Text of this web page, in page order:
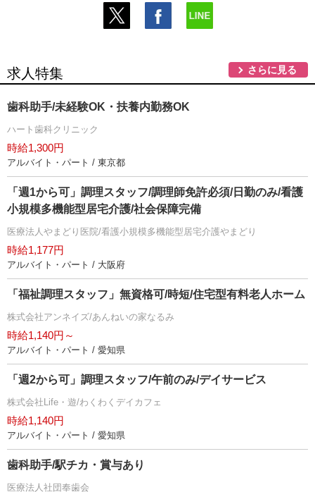
求人特集 さらに見る
歯科助手/未経験OK・扶養内勤務OK
ハート歯科クリニック
時給1,300円
アルバイト・パート / 東京都
「週1から可」調理スタッフ/調理師免許必須/日勤のみ/看護
小規模多機能型居宅介護/社会保障完備
医療法人やまどり医院/看護小規模多機能型居宅介護やまどり
時給1,177円
アルバイト・パート / 大阪府
「福祉調理スタッフ」無資格可/時短/住宅型有料老人ホーム
株式会社アンネイズ/あんねいの家なるみ
時給1,140円～
アルバイト・パート / 愛知県
「週2から可」調理スタッフ/午前のみ/デイサービス
株式会社Life・遊/わくわくデイカフェ
時給1,140円
アルバイト・パート / 愛知県
歯科助手/駅チカ・賞与あり
医療法人社団奉歯会